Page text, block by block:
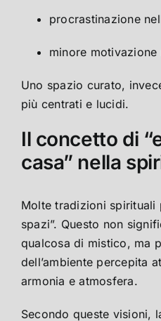
procrastinazione
minore motivazione
Uno spazio curato,
più centrati e lucidi.
Il concetto di
casa” nella
Molte tradizioni spirituali
spazi”. Questo non
qualcosa di mistico, ma
dell’ambiente percepita
armonia e atmosfera.
Secondo queste visioni,